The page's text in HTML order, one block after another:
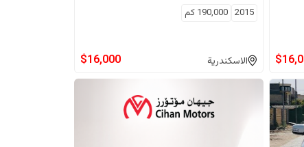
$
2015
190,000 كم
الاسكندرية $16,000